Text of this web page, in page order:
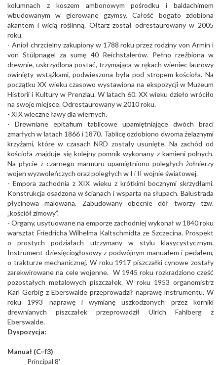
kolumnach z koszem ambonowym pośrodku i baldachimem
wbudowanym w gierowane gzymsy. Całość bogato zdobiona
akantem i wicią roślinną. Ołtarz został odrestaurowany w 2005
roku.
- Anioł chrzcielny zakupiony w 1788 roku przez rodziny von Armin i
von Stülpnagel za sumę 40 Reichstalerów. Pełno rzeźbiona w
drewnie, uskrzydlona postać, trzymająca w rękach wieniec laurowy
owinięty wstążkami, podwieszona była pod stropem kościoła. Na
początku XX wieku czasowo wystawiona na ekspozycji w Muzeum
Historii i Kultury w Prenzlau. W latach 60. XX wieku dzieło wróciło
na swoje miejsce. Odrestaurowany w 2010 roku.
- XIX wieczne ławy dla wiernych.
- Drewniane epitafium tablicowe upamiętniające dwóch braci
zmarłych w latach 1866 i 1870. Tablicę ozdobiono dwoma żelaznymi
krzyżami, które w czasach NRD zostały usunięte. Na zachód od
kościoła znajduje się kolejny pomnik wykonany z kamieni polnych.
Na płycie z czarnego marmuru upamiętniono poległych żołnierzy
wojen wyzwoleńczych oraz poległych w I i II wojnie światowej.
- Empora zachodnia z XIX wieku z krótkimi bocznymi skrzydłami.
Konstrukcja osadzona w ścianach i wsparta na słupach. Balustrada
płycinowa malowana. Zabudowany obecnie dół tworzy tzw.
„kościół zimowy”.
- Organy, usytuowane na emporze zachodniej wykonał w 1840 roku
warsztat Friedricha Wilhelma Kaltschmidta ze Szczecina. Prospekt
o prostych podziałach utrzymany w stylu klasycystycznym.
Instrument dziesięciogłosowy z podwójnym manuałem i pedałem,
o trakturze mechanicznej. W roku 1917 piszczałki cynowe zostały
zarekwirowane na cele wojenne. W 1945 roku rozkradziono cześć
pozostałych metalowych piszczałek. W roku 1953 organomistrz
Karl Gerbig z Eberswalde przeprowadził naprawę instrumentu. W
roku 1993 naprawę i wymianę uszkodzonych przez korniki
drewnianych piszczałek przeprowadził Ulrich Fahlberg z
Eberswalde.
Dyspozycja:
Manuał (C–f3)
Principal 8'